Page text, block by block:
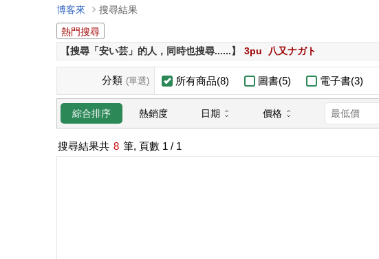
博客來
搜尋結果
熱門搜尋
【搜尋「安い芸」的人，同時也搜尋......】
3pu 八又ナガト
分類 (單選) 所有商品(8) 圖書(5) 電子書(3)
綜合排序 熱銷度 日期 價格
搜尋結果共 8 筆, 頁數 1 / 1